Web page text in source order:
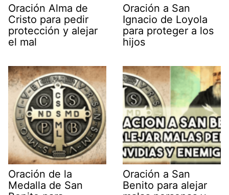
Oración Alma de
Cristo para pedir
protección y alejar
el mal
Oración a San
Ignacio de Loyola
para proteger a los
hijos
Oración de la
Medalla de San
Oración a San
Benito para alejar